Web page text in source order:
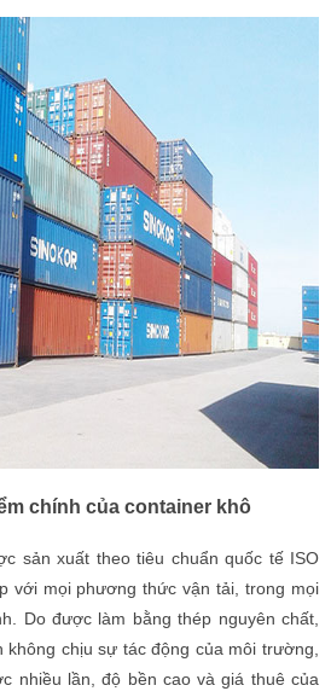
chính của container khô
sản xuất theo tiêu chuẩn quốc tế ISO
với mọi phương thức vận tải, trong mọi
Do được làm bằng thép nguyên chất,
không chịu sự tác động của môi trường,
nhiều lần, độ bền cao và giá thuê của